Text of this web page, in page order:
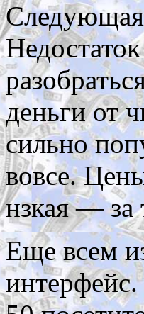
Следующая
деньги от
сильно
вовсе.
нзкая — за
Еще всем